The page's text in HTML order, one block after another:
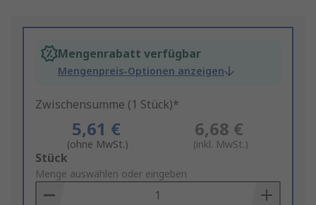
Mengenrabatt verfügbar
Mengenpreis-Optionen anzeigen
Zwischensumme (1 Stück)*
5,61 €
(ohne MwSt.)
6,68 €
(inkl. MwSt.)
Add
to
Basket
Stück
Menge auswählen oder eingeben